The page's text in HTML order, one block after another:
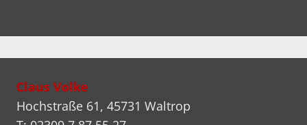
Claus Volke
Hochstraße 61, 45731 Waltrop